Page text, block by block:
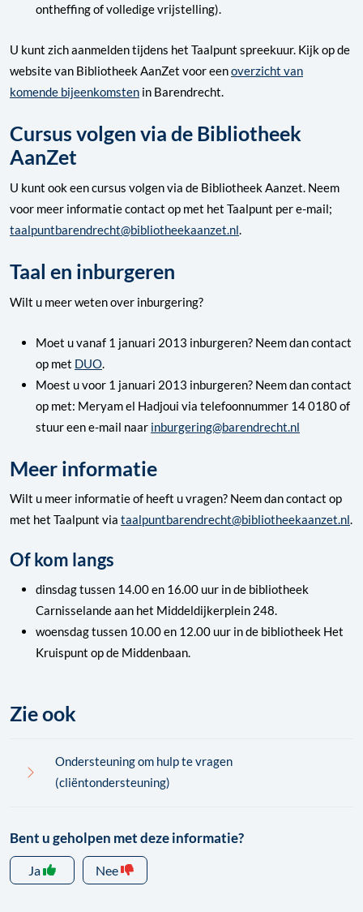
ontheffing of volledige vrijstelling).
U kunt zich aanmelden tijdens het Taalpunt spreekuur. Kijk op de
website van Bibliotheek AanZet voor eenoverzicht van
komende bijeenkomsten in Barendrecht.
Cursus volgen via de Bibliotheek
AanZet
U kunt ook een cursus volgen via de Bibliotheek Aanzet. Neem
voor meer informatie contact op met het Taalpunt per e-mail;
taalpuntbarendrecht@bibliotheekaanzet.nl.
Taal en inburgeren
Wilt u meer weten over inburgering?
Moet u vanaf 1 januari 2013 inburgeren? Neem dan contact
op met DUO
Moest u voor 1 januari 2013 inburgeren? Neem dan contact
op met: Meryam el Hadjoui via telefoonnummer 14 0180 of
stuur een e-mail naar inburgering@barendrecht.nl
Meer informatie
Wilt u meer informatie of heeft u vragen? Neem dan contact op
met het Taalpunt via taalpuntbarendrecht@bibliotheekaanzet.nl.
Of kom langs
dinsdag tussen 14.00 en 16.00 uur in de bibliotheek
Carnisselande aan het Middeldijkerplein 248.
woensdag tussen 10.00 en 12.00 uur in de bibliotheek Het
Kruispunt op de Middenbaan.
Zie ook
Ondersteuning om hulp te vragen
(cliëntondersteuning)
Bent u geholpen met deze informatie?
Ja Nee